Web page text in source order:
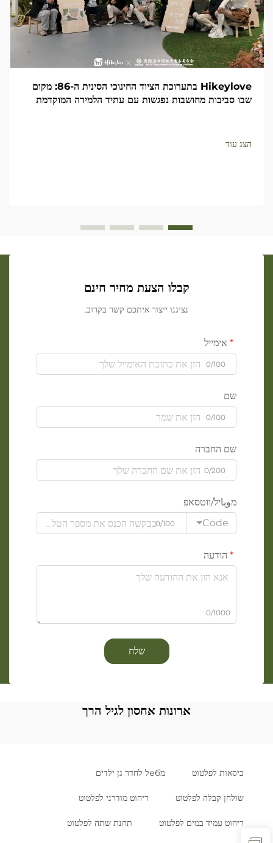
Hikeylove בתערוכת הציוד החינוכי הסינית ה-86: מקום
שבו סביבות מחושבות נפגשות עם עתיד הלמידה המוקדמת
הצג עוד
קבלו הצעת מחיר חינם
נציגנו ייצור איתכם קשר בקרוב.
אימייל
0/100
שם
0/100
שם החברה
0/200
מوباיל/ווטסאפ
Code
0/100
הודעה
0/1000
שלח
ארונות אחסון לגיל הרך
כיסאות לפלטוט מебל לחדר גן ילדים
שולחן קבלה לפלטוט ריהוט מודרני לפלטוט
ריהוט עמיד במים לפלטוט תחנת שתה לפלטוט